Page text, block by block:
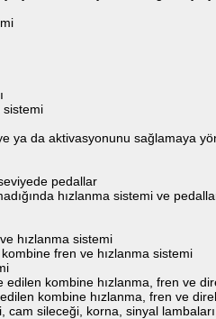
sistemi
ya da aktivasyonunu sağlamaya
pedallar
hızlanma sistemi ve
hızlanma sistemi
fren ve hızlanma sistemi
edilen kombine hızlanma, fren ve
kombine hızlanma, fren ve
sileceği, korna, sinyal